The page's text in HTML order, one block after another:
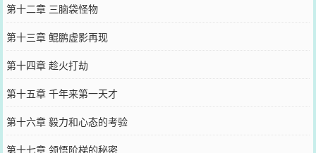
第十二章 三脑袋怪物
第十三章 鲲鹏虚影再现
第十四章 趁火打劫
第十五章 千年来第一天才
第十六章 毅力和心态的考验
第十七章 领悟阶梯的秘密